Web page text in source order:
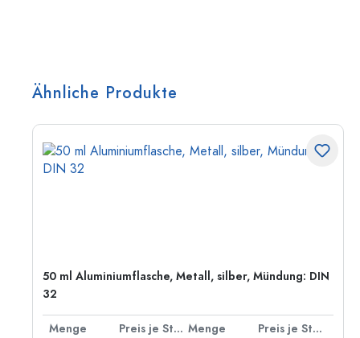
Ähnliche Produkte
50 ml Aluminiumflasche, Metall, silber, Mündung: DIN
32
Menge Preis je Stück Menge
Preis je Stück